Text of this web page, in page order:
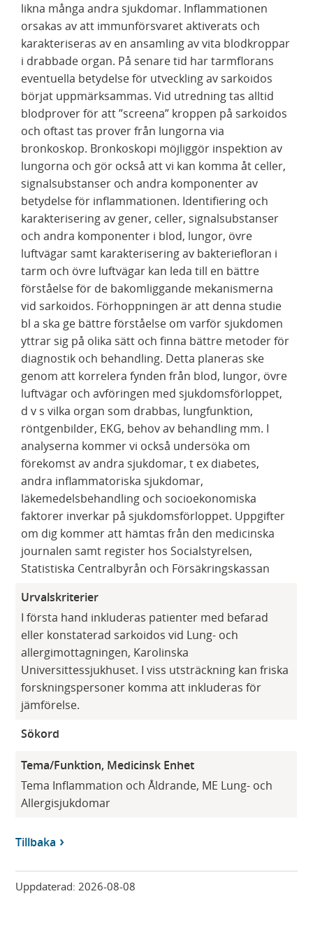
likna många andra sjukdomar. Inflammationen
orsakas av att immunförsvaret aktiverats och
karakteriseras av en ansamling av vita blodkroppar
i drabbade organ. På senare tid har tarmflorans
eventuella betydelse för utveckling av sarkoidos
börjat uppmärksammas. Vid utredning tas alltid
blodprover för att ”screena” kroppen på sarkoidos
och oftast tas prover från lungorna via
bronkoskop. Bronkoskopi möjliggör inspektion av
lungorna och gör också att vi kan komma åt celler,
signalsubstanser och andra komponenter av
betydelse för inflammationen. Identifiering och
karakterisering av gener, celler, signalsubstanser
och andra komponenter i blod, lungor, övre
luftvägar samt karakterisering av bakteriefloran i
tarm och övre luftvägar kan leda till en bättre
förståelse för de bakomliggande mekanismerna
vid sarkoidos. Förhoppningen är att denna studie
bl a ska ge bättre förståelse om varför sjukdomen
yttrar sig på olika sätt och finna bättre metoder för
diagnostik och behandling. Detta planeras ske
genom att korrelera fynden från blod, lungor, övre
luftvägar och avföringen med sjukdomsförloppet,
d v s vilka organ som drabbas, lungfunktion,
röntgenbilder, EKG, behov av behandling mm. I
analyserna kommer vi också undersöka om
förekomst av andra sjukdomar, t ex diabetes,
andra inflammatoriska sjukdomar,
läkemedelsbehandling och socioekonomiska
faktorer inverkar på sjukdomsförloppet. Uppgifter
om dig kommer att hämtas från den medicinska
journalen samt register hos Socialstyrelsen,
Statistiska Centralbyrån och Försäkringskassan
Urvalskriterier
I första hand inkluderas patienter med befarad
eller konstaterad sarkoidos vid Lung- och
allergimottagningen, Karolinska
Universittessjukhuset. I viss utsträckning kan friska
forskningspersoner komma att inkluderas för
jämförelse.
Sökord
Tema/Funktion, Medicinsk Enhet
Tema Inflammation och Åldrande, ME Lung- och
Allergisjukdomar
Tillbaka
Uppdaterad:2026-08-08